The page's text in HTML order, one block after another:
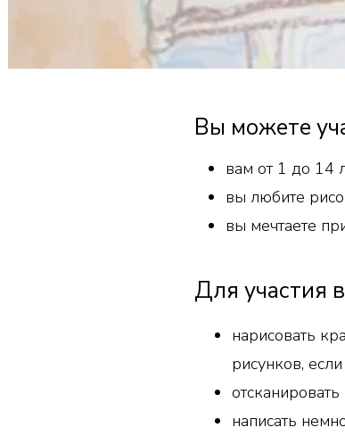
Вы можете
вам от 1 до 14
вы любите
вы мечтаете
Для участия
нарисовать
рисунков,
написать